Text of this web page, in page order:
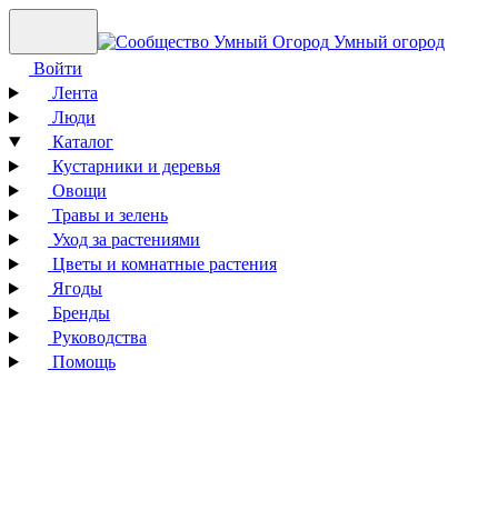
Умный огород
Войти
Лента
Люди
Каталог
Кустарники и деревья
Овощи
Травы и зелень
Уход за растениями
Цветы и комнатные растения
Ягоды
Бренды
Руководства
Помощь